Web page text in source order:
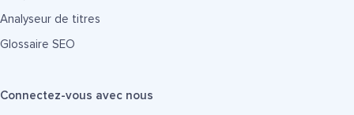
Analyseur de titres
Glossaire SEO
Connectez-vous avec nous